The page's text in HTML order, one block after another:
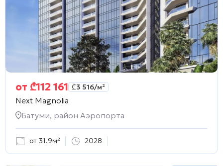
от ₾112 161 ₾3 516/м²
Next Magnolia
Батуми, район Аэропорта
от 31.9м² 2028